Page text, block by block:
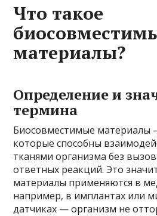
Что такое
материалы?
Определение и
термина
Биосовместимые материалы
которые способны
тканями организма без
ответных реакций. Это
материалы применяются в
например, в имплантах или
датчиках — организм не